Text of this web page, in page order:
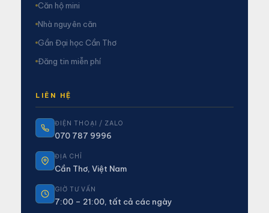
Căn hộ mini
Nhà nguyên căn
Gần Đại học Cần Thơ
Đăng tin miễn phí
LIÊN HỆ
ĐIỆN THOẠI / ZALO
070 787 9996
ĐỊA CHỈ
Cần Thơ, Việt Nam
GIỜ TƯ VẤN
7:00 – 21:00, tất cả các ngày